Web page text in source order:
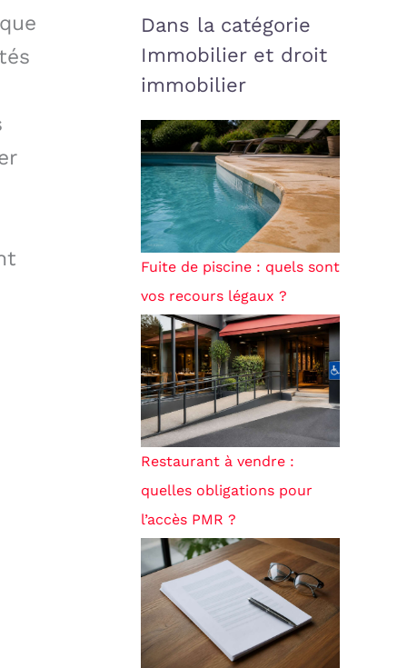
Dans la catégorie
Immobilier et droit
immobilier
Fuite de piscine : quels sont
vos recours légaux ?
Restaurant à vendre :
quelles obligations pour
l’accès PMR ?